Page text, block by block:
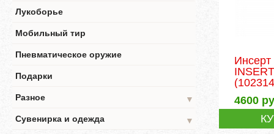
Лукоборье
Мобильный тир
Пневматическое оружие
Подарки
Разное
▼
Сувенирка и одежда
▼
4600